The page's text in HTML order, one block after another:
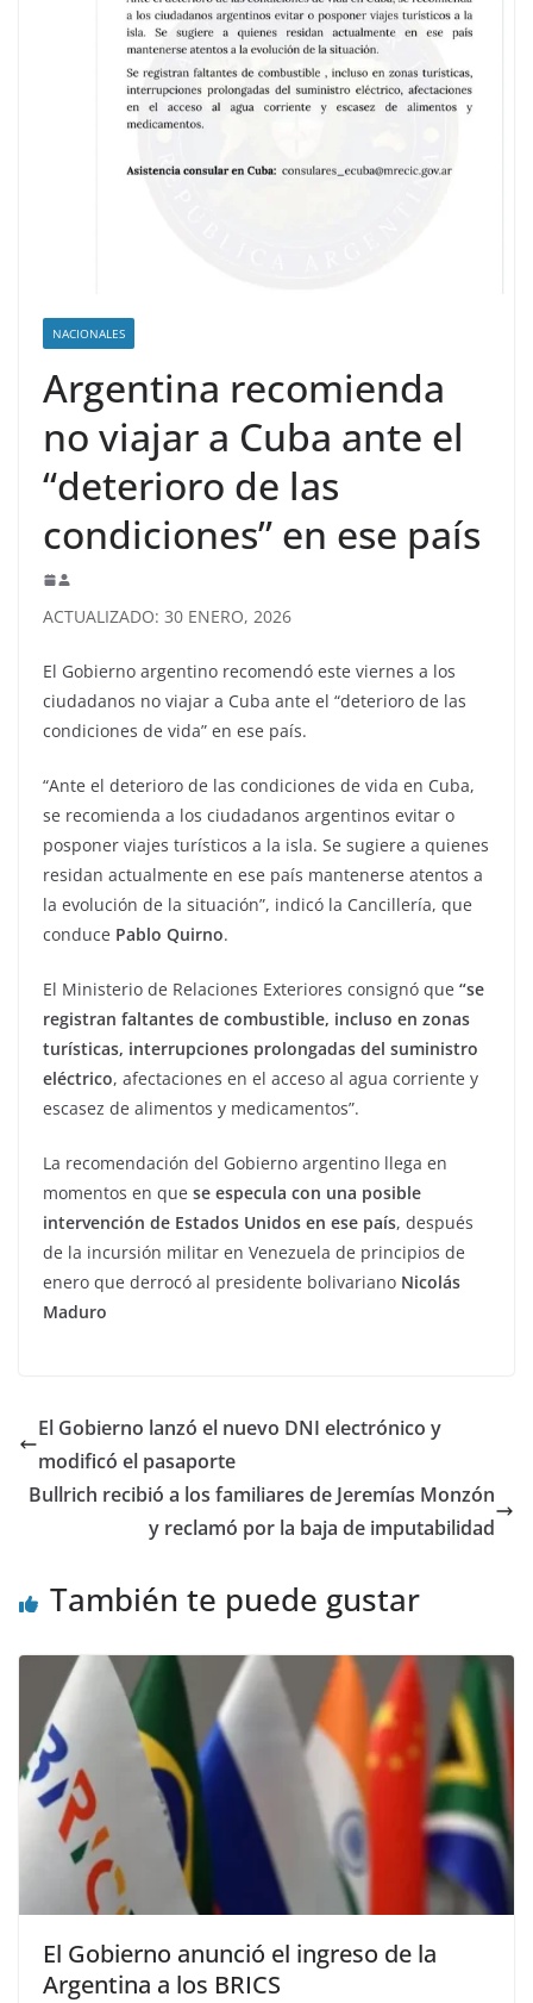
NACIONALES
Argentina recomienda
no viajar a Cuba ante el
“deterioro de las
condiciones” en ese país
ACTUALIZADO: 30 ENERO, 2026
El Gobierno argentino recomendó este viernes a los
ciudadanos no viajar a Cuba ante el “deterioro de las
condiciones de vida” en ese país.
“Ante el deterioro de las condiciones de vida en Cuba,
se recomienda a los ciudadanos argentinos evitar o
posponer viajes turísticos a la isla. Se sugiere a quienes
residan actualmente en ese país mantenerse atentos a
la evolución de la situación”, indicó la Cancillería, que
conduce Pablo Quirno.
El Ministerio de Relaciones Exteriores consignó que “se
registran faltantes de combustible, incluso en zonas
turísticas, interrupciones prolongadas del suministro
eléctrico, afectaciones en el acceso al agua corriente y
escasez de alimentos y medicamentos”.
La recomendación del Gobierno argentino llega en
momentos en que se especula con una posible
intervención de Estados Unidos en ese país, después
de la incursión militar en Venezuela de principios de
enero que derrocó al presidente bolivariano Nicolás
Maduro
El Gobierno lanzó el nuevo DNI electrónico y
modificó el pasaporte
Bullrich recibió a los familiares de Jeremías Monzón
y reclamó por la baja de imputabilidad
También te puede gustar
El Gobierno anunció el ingreso de la
Argentina a los BRICS